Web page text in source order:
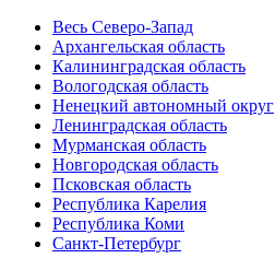
Весь Северо-Запад
Архангельская область
Калининградская область
Вологодская область
Ненецкий автономный округ
Ленинградская область
Мурманская область
Новгородская область
Псковская область
Республика Карелия
Республика Коми
Санкт-Петербург